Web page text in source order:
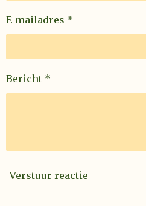
E-mailadres *
Bericht *
Verstuur reactie